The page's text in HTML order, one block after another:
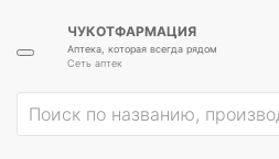
ЧУКОТФАРМАЦИЯ
Аптека, которая всегда рядом
Сеть аптек